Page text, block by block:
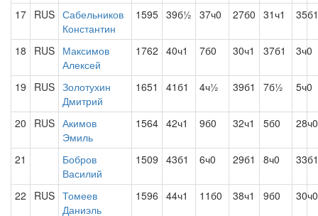
17 RUS Сабельников
Константин
1595 39б½ 37ч0 27б0 31ч1 35б1
18 RUS Максимов
Алексей
1762 40ч1 7б0 30ч1 37б1 3ч0
19 RUS Золотухин
Дмитрий
1651 41б1 4ч½ 39б1 7б½ 5ч0
20 RUS Акимов
Эмиль
1564 42ч1 9б0 32ч1 5б0 28ч0
21
Бобров
Василий
1509 43б1 6ч0 29б1 8ч0 33б1
22 RUS Томеев
Даниэль
1596 44ч1 11б0 38ч1 9б0 30ч0